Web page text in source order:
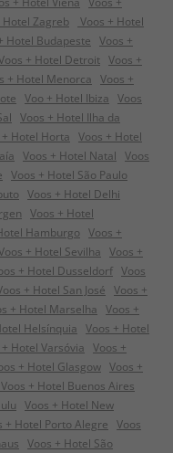
Hotel Zagreb
Voos + Hotel
Hotel Budapeste Voos +
+ Hotel Detroit Voos +
+ Hotel Menorca Voos +
Voo + Hotel Ibiza Voos
Voos + Hotel Ilha da
+ Hotel Horta Voos + Hotel
Voos + Hotel Natal Voos
Voos + Hotel São Paulo
Voos + Hotel Delhi
Voos + Hotel
Hamburgo Voos +
+ Hotel Sevilha Voos +
+ Hotel Dusseldorf Voos
+ Hotel San José Voos +
+ Hotel Marselha Voos +
Helsínquia Voos + Hotel
Hotel Varsóvia Voos +
+ Hotel Glasgow Voos +
Voos + Hotel Buenos Aires
Voos + Hotel New
+ Hotel Porto Alegre Voos
Voos + Hotel São